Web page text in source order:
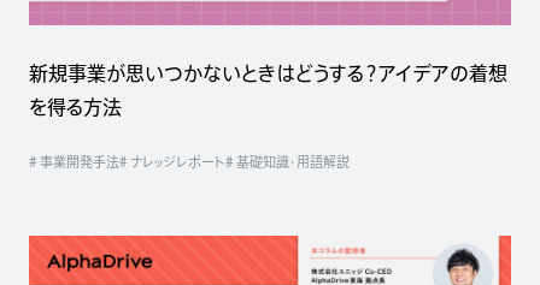
新規事業が思いつかないときはどうする？アイデアの着想
を得る方法
# 事業開発手法# ナレッジレポート# 基礎知識・用語解説